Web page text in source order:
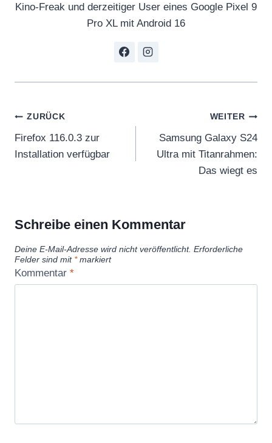
Kino-Freak und derzeitiger User eines Google Pixel 9
Pro XL mit Android 16
Beitragsnavigation
ZURÜCK
Firefox 116.0.3 zur
Installation verfügbar
WEITER
Samsung Galaxy S24
Ultra mit Titanrahmen:
Das wiegt es
Schreibe einen Kommentar
Deine E-Mail-Adresse wird nicht veröffentlicht. Erforderliche
Felder sind mit *markiert
Kommentar *